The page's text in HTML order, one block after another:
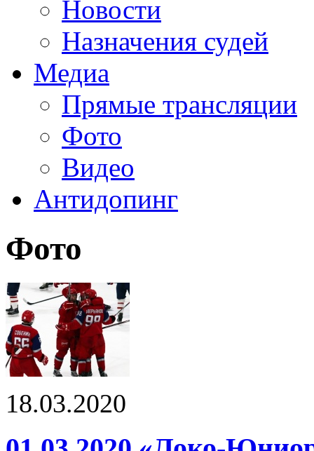
Новости
Назначения судей
Медиа
Прямые трансляции
Фото
Видео
Антидопинг
Фото
18.03.2020